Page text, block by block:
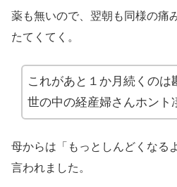
薬も無いので、翌朝も同様の痛
たてくてく。
これがあと１か月続くの
世の中の経産婦さんホント
母からは「もっとしんどくなる
言われました。